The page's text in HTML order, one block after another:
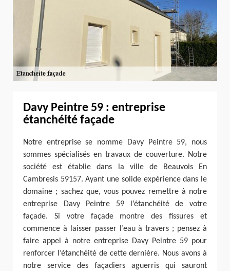
Davy Peintre 59 : entreprise
étanchéité façade
Notre entreprise se nomme Davy Peintre 59, nous
sommes spécialisés en travaux de couverture. Notre
société est établie dans la ville de Beauvois En
Cambresis 59157. Ayant une solide expérience dans le
domaine ; sachez que, vous pouvez remettre à notre
entreprise Davy Peintre 59 l’étanchéité de votre
façade. Si votre façade montre des fissures et
commence à laisser passer l’eau à travers ; pensez à
faire appel à notre entreprise Davy Peintre 59 pour
renforcer l’étanchéité de cette dernière. Nous avons à
notre service des façadiers aguerris qui sauront